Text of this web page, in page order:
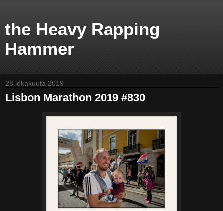
the Heavy Rapping
Hammer
28 lokakuuta 2019
Lisbon Marathon 2019 #830